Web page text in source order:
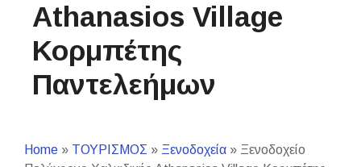
Athanasios Village
Κορμπέτης
Παντελεήμων
Home » ΤΟΥΡΙΣΜΟΣ » Ξενοδοχεία » Ξενοδοχείο